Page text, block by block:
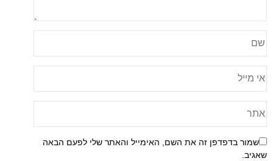
זה את השם, האימייל והאתר שלי לפעם הבאה